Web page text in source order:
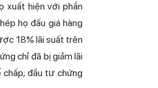
xuất hiện với phần
họ đấu giá hàng
18% lãi suất trên
chỉ đã bị giảm lãi
đầu tư chứng